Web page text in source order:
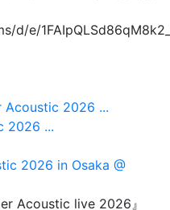
d/e/
Acoustic 2026 ...
2026 ...
Acoustic live 2026』